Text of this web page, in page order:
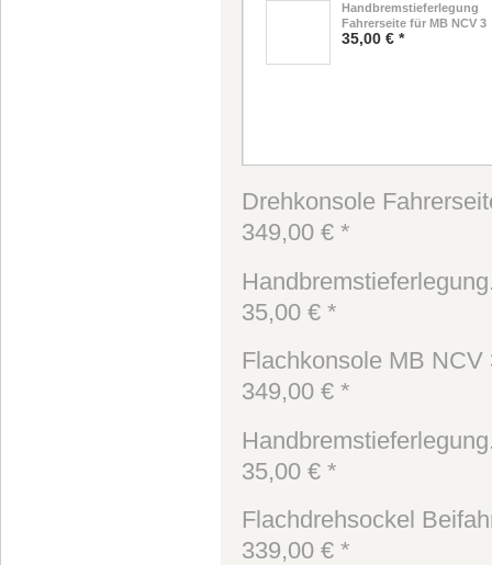
Handbremstieferlegung
Fahrerseite für MB NCV 3
35,00 € *
Drehkonsole
349,00 € *
35,00 € *
Flachkonsole MB NCV
349,00 € *
35,00 € *
Flachdrehsockel
339,00 € *